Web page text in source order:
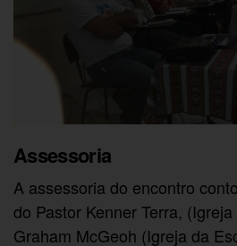
Assessoria
A assessoria do encontro
do Pastor Kenner Terra,
Graham McGeoh (Igreja da